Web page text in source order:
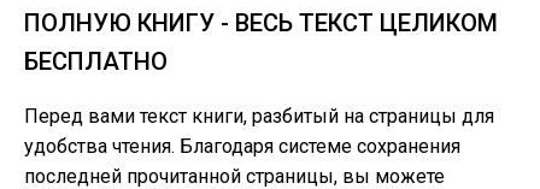
ПОЛНУЮ КНИГУ - ВЕСЬ ТЕКСТ ЦЕЛИКОМ
БЕСПЛАТНО
Перед вами текст книги, разбитый на страницы для
удобства чтения. Благодаря системе сохранения
последней прочитанной страницы, вы можете